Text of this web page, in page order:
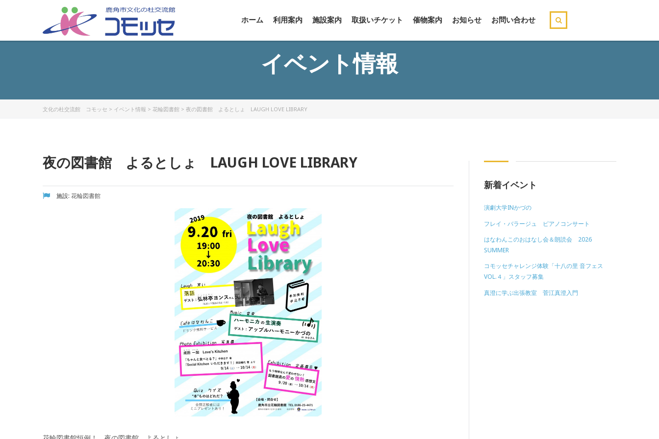
ホーム 利用案内 施設案内 取扱いチケット 催物案内 お知らせ お問い合わせ
イベント情報
文化の杜交流館 コモッセ > イベント情報 > 花輪図書館 > 夜の図書館 よるとしょ LAUGH LOVE LIBRARY
夜の図書館 よるとしょ LAUGH LOVE LIBRARY
施設: 花輪図書館
新着イベント
演劇大学INかづの
フレイ・バラージュ ピアノコンサート
はなわんこのおはなし会＆朗読会 2026
SUMMER
コモッセチャレンジ体験「十八の里 音フェス
VOL.４」スタッフ募集
真澄に学ぶ出張教室 菅江真澄入門